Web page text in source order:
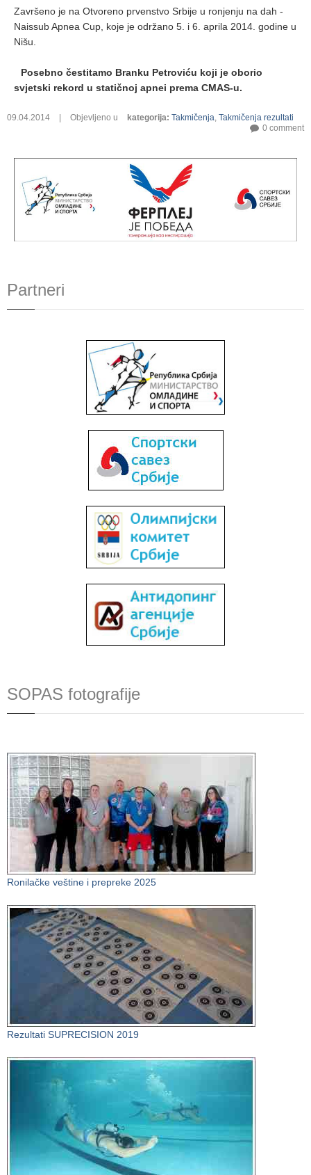
Završeno je na Otvoreno prvenstvo Srbije u ronjenju na dah -
Naissub Apnea Cup, koje je održano 5. i 6. aprila 2014. godine u
Nišu.
Posebno čestitamo Branku Petroviću koji je oborio
svjetski rekord u statičnoj apnei prema CMAS-u.
09.04.2014 | Objevljeno u kategorija: Takmičenja, Takmičenja rezultati
0 comment
Partneri
SOPAS fotografije
Ronilačke veštine i prepreke 2025
Rezultati SUPRECISION 2019